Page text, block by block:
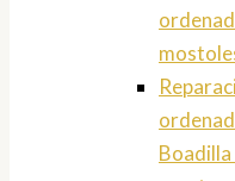
Boadilla